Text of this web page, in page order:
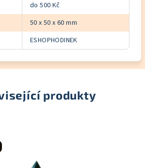
do 500 Kč
50 x 50 x 60 mm
ESHOPHODINEK
produkty